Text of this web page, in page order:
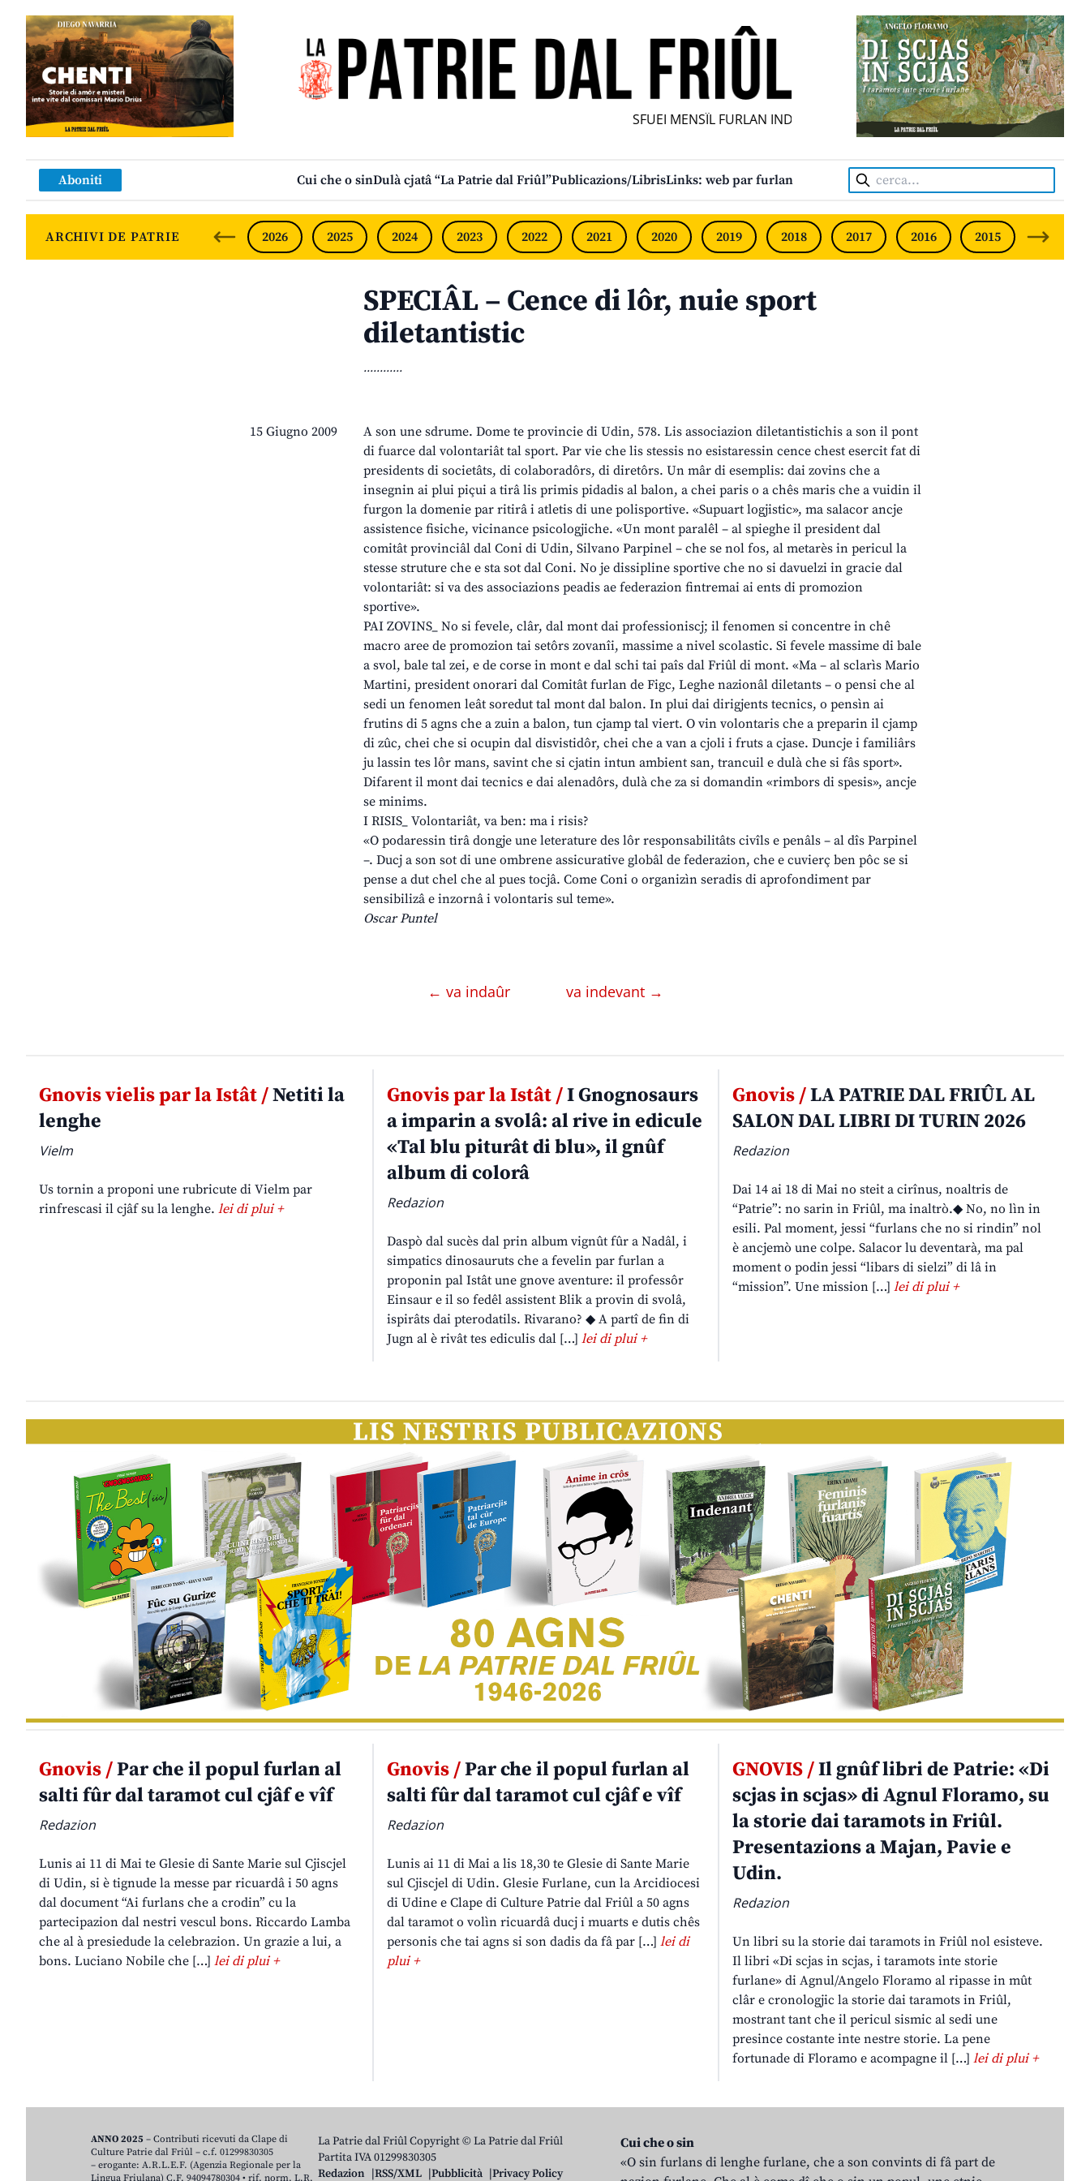
SFUEI MENSÎL FURLAN INDIPENDENT • INDEPENDENT FRIULIAN MONTHLY •
Aboniti Cui che o sinDulà cjatâ “La Patrie dal Friûl”Publicazions/LibrisLinks: web par furlan Cerca:
ARCHIVI DE PATRIE 2026 2025 2024 2023 2022 2021 2020 2019 2018 2017 2016 2015 2014
SPECIÂL – Cence di lôr, nuie sport
diletantistic
............
15 Giugno 2009
A son une sdrume. Dome te provincie di Udin, 578. Lis associazion diletantistichis a son il pont
di fuarce dal volontariât tal sport. Par vie che lis stessis no esistaressin cence chest esercit fat di
presidents di societâts, di colaboradôrs, di diretôrs. Un mâr di esemplis: dai zovins che a
insegnin ai plui piçui a tirâ lis primis pidadis al balon, a chei paris o a chês maris che a vuidin il
furgon la domenie par ritirâ i atletis di une polisportive. «Supuart logjistic», ma salacor ancje
assistence fisiche, vicinance psicologjiche. «Un mont paralêl – al spieghe il president dal
comitât provinciâl dal Coni di Udin, Silvano Parpinel – che se nol fos, al metarès in pericul la
stesse struture che e sta sot dal Coni. No je dissipline sportive che no si davuelzi in gracie dal
volontariât: si va des associazions peadis ae federazion fintremai ai ents di promozion
sportive».
PAI ZOVINS_ No si fevele, clâr, dal mont dai professioniscj; il fenomen si concentre in chê
macro aree de promozion tai setôrs zovanîi, massime a nivel scolastic. Si fevele massime di bale
a svol, bale tal zei, e de corse in mont e dal schi tai paîs dal Friûl di mont. «Ma – al sclarìs Mario
Martini, president onorari dal Comitât furlan de Figc, Leghe nazionâl diletants – o pensi che al
sedi un fenomen leât soredut tal mont dal balon. In plui dai dirigjents tecnics, o pensìn ai
frutins di 5 agns che a zuin a balon, tun cjamp tal viert. O vin volontaris che a preparin il cjamp
di zûc, chei che si ocupin dal disvistidôr, chei che a van a cjoli i fruts a cjase. Duncje i familiârs
ju lassin tes lôr mans, savint che si cjatin intun ambient san, trancuil e dulà che si fâs sport».
Difarent il mont dai tecnics e dai alenadôrs, dulà che za si domandin «rimbors di spesis», ancje
se minims.
I RISIS_ Volontariât, va ben: ma i risis?
«O podaressin tirâ dongje une leterature des lôr responsabilitâts civîls e penâls – al dîs Parpinel
–. Ducj a son sot di une ombrene assicurative globâl de federazion, che e cuvierç ben pôc se si
pense a dut chel che al pues tocjâ. Come Coni o organizìn seradis di aprofondiment par
sensibilizâ e inzornâ i volontaris sul teme».
Oscar Puntel
← va indaûr va indevant →
Gnovis vielis par la Istât /Netiti la
lenghe
Vielm
Us tornin a proponi une rubricute di Vielm par
rinfrescasi il cjâf su la lenghe. lei di plui +
Gnovis par la Istât /I Gnognosaurs
a imparin a svolâ: al rive in edicule
«Tal blu piturât di blu», il gnûf
album di colorâ
Redazion
Daspò dal sucès dal prin album vignût fûr a Nadâl, i
simpatics dinosauruts che a fevelin par furlan a
proponin pal Istât une gnove aventure: il professôr
Einsaur e il so fedêl assistent Blik a provin di svolâ,
ispirâts dai pterodatils. Rivarano? ◆ A partî de fin di
Jugn al è rivât tes ediculis dal […] lei di plui +
Gnovis /LA PATRIE DAL FRIÛL AL
SALON DAL LIBRI DI TURIN 2026
Redazion
Dai 14 ai 18 di Mai no steit a cirînus, noaltris de
“Patrie”: no sarin in Friûl, ma inaltrò.◆ No, no lìn in
esili. Pal moment, jessi “furlans che no si rindin” nol
è ancjemò une colpe. Salacor lu deventarà, ma pal
moment o podin jessi “libars di sielzi” di lâ in
“mission”. Une mission […]lei di plui +
Gnovis /Par che il popul furlan al
salti fûr dal taramot cul cjâf e vîf
Redazion
Lunis ai 11 di Mai te Glesie di Sante Marie sul Cjiscjel
di Udin, si è tignude la messe par ricuardâ i 50 agns
dal document “Ai furlans che a crodin” cu la
partecipazion dal nestri vescul bons. Riccardo Lamba
che al à presiedude la celebrazion. Un grazie a lui, a
bons. Luciano Nobile che […] lei di plui +
Gnovis /Par che il popul furlan al
salti fûr dal taramot cul cjâf e vîf
Redazion
Lunis ai 11 di Mai a lis 18,30 te Glesie di Sante Marie
sul Cjiscjel di Udin. Glesie Furlane, cun la Arcidiocesi
di Udine e Clape di Culture Patrie dal Friûl a 50 agns
dal taramot o volìn ricuardâ ducj i muarts e dutis chês
personis che tai agns si son dadis da fâ par […] lei di
plui +
GNOVIS /Il gnûf libri de Patrie: «Di
scjas in scjas» di Agnul Floramo, su
la storie dai taramots in Friûl.
Presentazions a Majan, Pavie e
Udin.
Redazion
Un libri su la storie dai taramots in Friûl nol esisteve.
Il libri «Di scjas in scjas, i taramots inte storie
furlane» di Agnul/Angelo Floramo al ripasse in mût
clâr e cronologjic la storie dai taramots in Friûl,
mostrant tant che il pericul sismic al sedi une
presince costante inte nestre storie. La pene
fortunade di Floramo e acompagne il […]lei di plui +
La Patrie dal Friûl Copyright © La Patrie dal Friûl
Partita IVA 01299830305
Redazion
RSS/XML Pubblicità Privacy Policy
Cui che o sin
«O sin furlans di lenghe furlane, che a son convints di fâ part de
ANNO 2025 – Contributi ricevuti da Clape di
Culture Patrie dal Friûl – c.f. 01299830305
– erogante: A.R.L.E.F. (Agenzia Regionale per la
Lingua Friulana) C.F. 94094780304 • rif. norm. L.R.